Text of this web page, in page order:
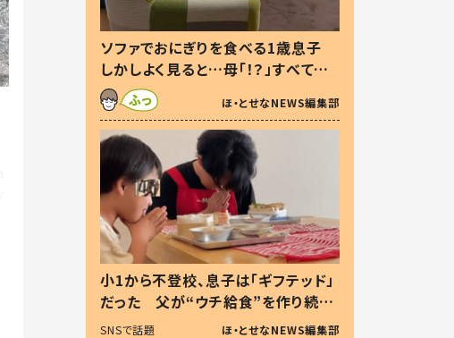
ソファでおにぎりを食べる1歳息子
しかしよく見ると…母「！？」すべてを
察した母の投稿に「可愛いから許
す！」「現行犯〜」
ほ・とせなNEWS編集部
小1から不登校、息子は「ギフテッド」
だった 父が“ウチ給食”を作り続け
る理由とは #令和の親 #令和の子
SNSで話題 ほ・とせなNEWS編集部